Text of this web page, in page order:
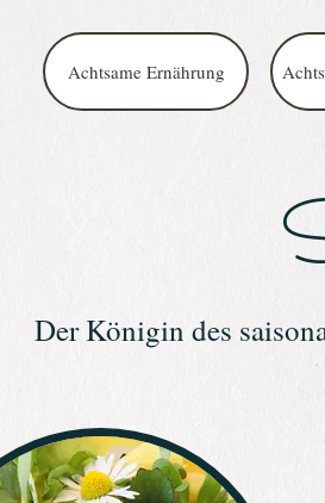
Achtsame Ernährung
Der Königin des